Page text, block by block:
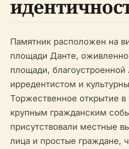
Памятник расположен на
площади Данте,
площади,
ирредентистом и
Торжественное открытие в
крупным гражданским
присутствовали местные
лица и простые граждане,